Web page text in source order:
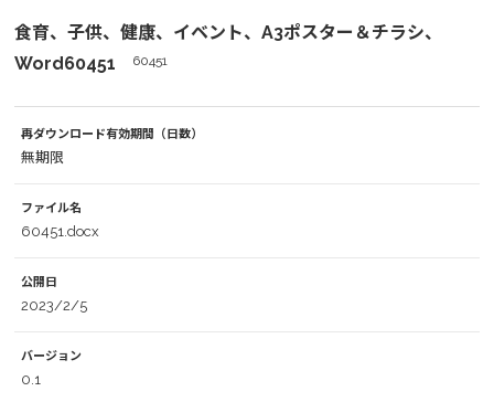
食育、子供、健康、イベント、A3ポスター＆チラシ、
Word60451
60451
再ダウンロード有効期間（日数）
無期限
ファイル名
60451.docx
公開日
2023/2/5
バージョン
0.1